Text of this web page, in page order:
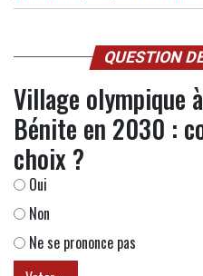
QUESTION
Village olympique
Bénite en 2030 :
choix ?
Oui
Non
Ne se prononce pas